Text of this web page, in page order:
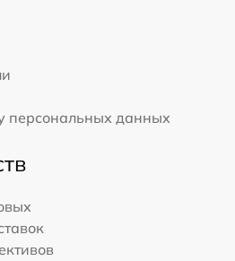
персональных данных